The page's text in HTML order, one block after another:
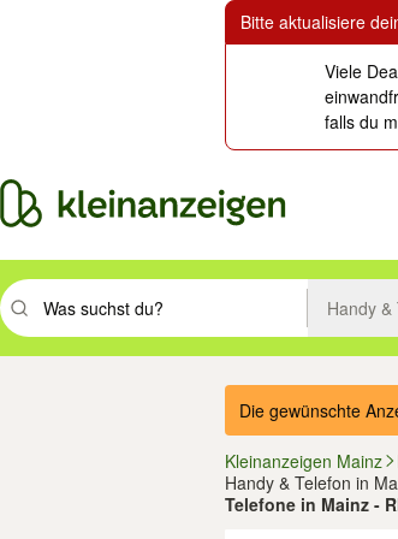
Bitte aktualisiere
Viele
falls du
Suchbegriff eingeben. Eingabetaste drücken um zu
Handy &
Die gewünschte
Kleinanzeigen Mainz
Handy & Telefon in
Telefone in Mainz -